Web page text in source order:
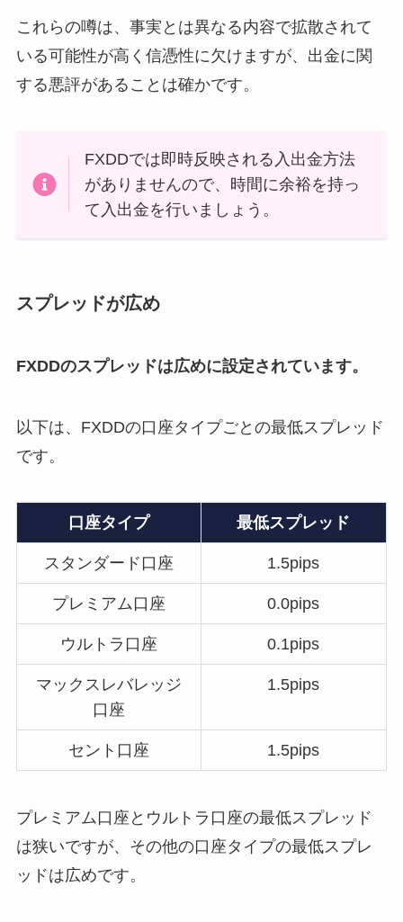
これらの噂は、事実とは異なる内容で拡散されて
いる可能性が高く信憑性に欠けますが、出金に関
する悪評があることは確かです。
FXDDでは即時反映される入出金方法
がありませんので、時間に余裕を持っ
て入出金を行いましょう。
スプレッドが広め
FXDDのスプレッドは広めに設定されています。
以下は、FXDDの口座タイプごとの最低スプレッド
です。
口座タイプ 最低スプレッド
スタンダード口座 1.5pips
プレミアム口座 0.0pips
ウルトラ口座 0.1pips
マックスレバレッジ
口座
1.5pips
セント口座 1.5pips
プレミアム口座とウルトラ口座の最低スプレッド
は狭いですが、その他の口座タイプの最低スプレ
ッドは広めです。